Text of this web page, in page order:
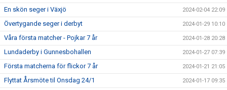
En skön seger i Växjö 2024-02-04 22:09
Övertygande seger i derbyt 2024-01-29 10:10
Våra första matcher - Pojkar 7 år 2024-01-28 20:28
Lundaderby i Gunnesbohallen 2024-01-27 07:39
Första matcherna för flickor 7 år 2024-01-21 21:05
Flyttat Årsmöte til Onsdag 24/1 2024-01-17 09:35